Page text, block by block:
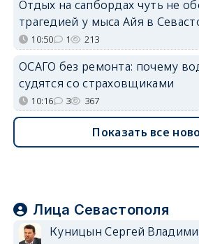
Отдых на сапбордах чуть не
трагедией у мыса Айя в
10:50 1 213
ОСАГО без ремонта: почему
судятся со страховщиками
10:16 3 367
Показать все
Лица Севастополя
Куницын Сергей